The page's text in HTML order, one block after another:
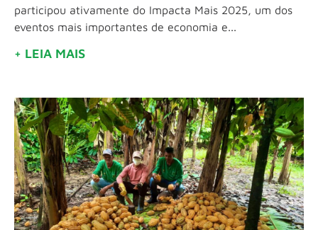
participou ativamente do Impacta Mais 2025, um dos
eventos mais importantes de economia e...
+ LEIA MAIS